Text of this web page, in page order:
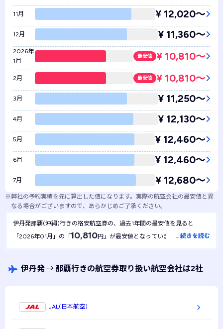
11月 ¥ 12,020〜
12月 ¥ 11,360〜
2026年
1月
最安値 ¥ 10,810〜
2月 最安値 ¥ 10,810〜
3月 ¥ 11,250〜
4月 ¥ 12,130〜
5月 ¥ 12,460〜
6月 ¥ 12,460〜
7月 ¥ 12,680〜
※弊社の予約実績を元に算出した値になります。実際の航空会社の最安値と異
なる場合がございますので、あらかじめご了承ください。
伊丹発那覇(沖縄)行きの格安航空券の、過去1年間の最安値を見ると
「2026年01月」の「 10,810円」が最安値となっていました。1年間を
…続きを読む
伊丹発→那覇行きの航空券取り扱い航空会社は2社
JAL(日本航空)